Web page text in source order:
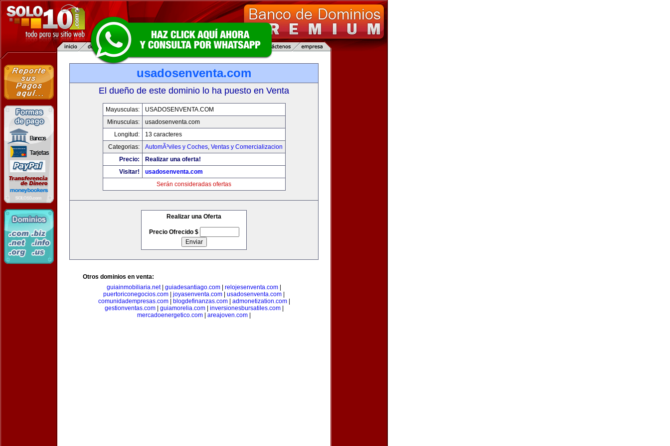
usadosenventa.com
El dueño de este dominio lo ha puesto en Venta
Mayusculas:
USADOSENVENTA.COM
Minusculas:
usadosenventa.com
Longitud:
13 caracteres
Categorias:
AutomÃ³viles y Coches, Ventas y Comercializacion
Precio:
Realizar una oferta!
Visitar!
usadosenventa.com
Serán consideradas ofertas
Realizar una Oferta
Precio Ofrecido $
Otros dominios en venta:
guiainmobiliaria.net| guiadesantiago.com relojesenventa.com
puertoriconegocios.com
joyasenventa.com usadosenventa.com
comunidadempresas.com| blogdefinanzas.com| admonetization.com|
gestionventas.com| guiamorelia.com| inversionesbursatiles.com|
mercadoenergetico.com
areajoven.com